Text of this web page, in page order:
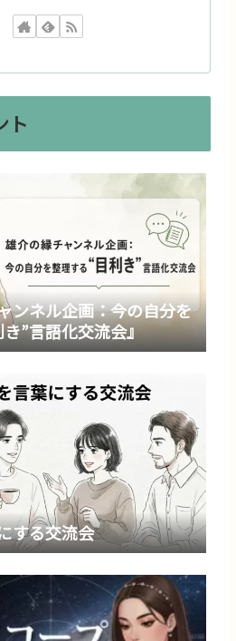
ト
ンネル企画：今の自分を
”言語化交流会』
する交流会